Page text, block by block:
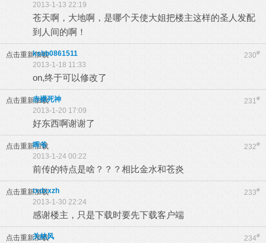
2013-1-13 22:19
苍天啊，大地啊，是哪个天使大姐把楼主这样的圣人发配
到人间的啊！
点击重新加载 230#
ksbb0861511
2013-1-18 11:33
on,终于可以修改了
点击重新加载 231#
赤裸死神
2013-1-20 17:09
好东西啊谢谢了
点击重新加载 232#
晖爷
2013-1-24 00:22
前传的特点是啥？？？相比金水和苍炎
点击重新加载 233#
txdxxzh
2013-1-30 22:24
感谢楼主，只是下载时要先下载客户端
点击重新加载 234#
关林风